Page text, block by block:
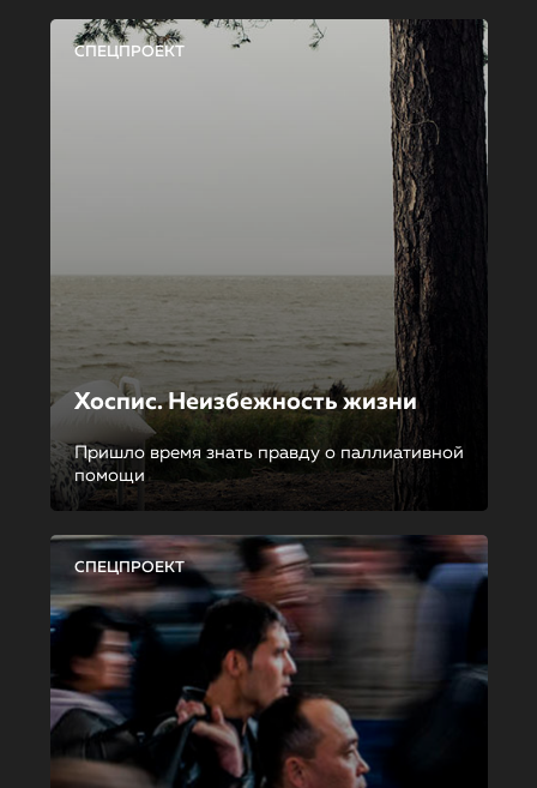
СПЕЦПРОЕКТ
Хоспис. Неизбежность жизни
Пришло время знать правду о паллиативной
помощи
СПЕЦПРОЕКТ